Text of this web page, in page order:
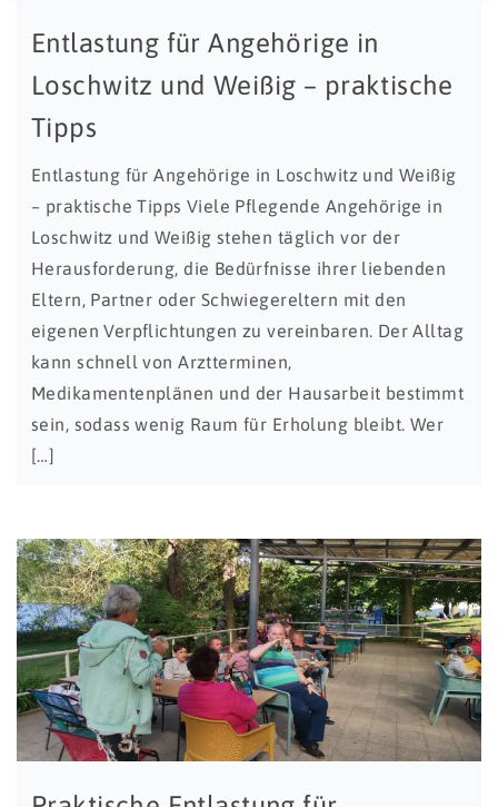
Entlastung für Angehörige in
Loschwitz und Weißig – praktische
Tipps
Entlastung für Angehörige in Loschwitz und Weißig
– praktische Tipps Viele Pflegende Angehörige in
Loschwitz und Weißig stehen täglich vor der
Herausforderung, die Bedürfnisse ihrer liebenden
Eltern, Partner oder Schwiegereltern mit den
eigenen Verpflichtungen zu vereinbaren. Der Alltag
kann schnell von Arztterminen,
Medikamentenplänen und der Hausarbeit bestimmt
sein, sodass wenig Raum für Erholung bleibt. Wer
[…]